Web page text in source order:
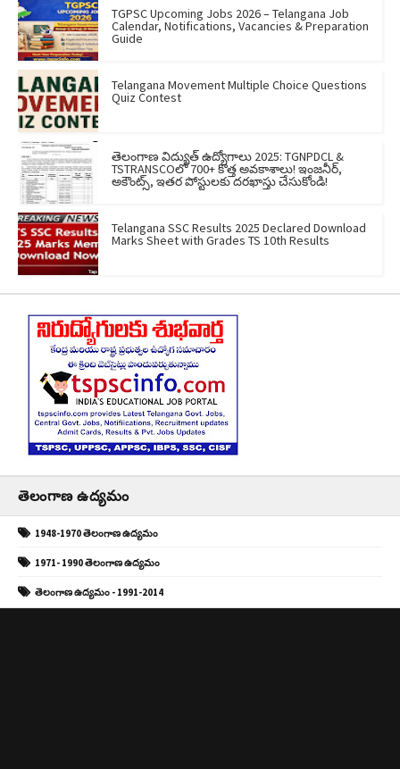
TGPSC Upcoming Jobs 2026 – Telangana Job
Calendar, Notifications, Vacancies & Preparation
Guide
Telangana Movement Multiple Choice Questions
Quiz Contest
తెలంగాణ విద్యుత్ ఉద్యోగాలు 2025: TGNPDCL &
TSTRANSCOలో 700+ కొత్త అవకాశాలు! ఇంజనీర్,
అకౌంట్స్, ఇతర పోస్టులకు దరఖాస్తు చేసుకోండి!
Telangana SSC Results 2025 Declared Download
Marks Sheet with Grades TS 10th Results
తెలంగాణ ఉద్యమం
1948-1970 తెలంగాణ ఉద్యమం
1971- 1990 తెలంగాణ ఉద్యమం
తెలంగాణ ఉద్యమం - 1991-2014